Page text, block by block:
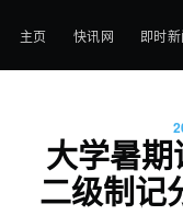
主页 快讯网 即时新
大学暑
二级制记